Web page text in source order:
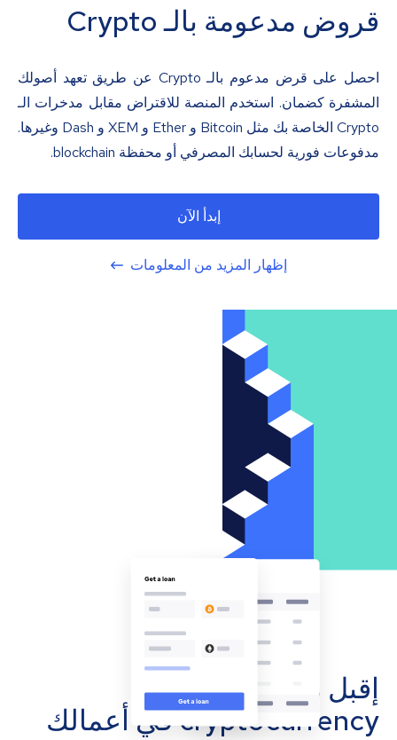
قروض مدعومة بالـ Crypto
احصل على قرض مدعوم بالـ Crypto عن طريق تعهد أصولك
المشفرة كضمان. استخدم المنصة للاقتراض مقابل مدخرات الـ
Crypto الخاصة بك مثل Bitcoin و Ether و XEM و Dash وغيرها.
مدفوعات فورية لحسابك المصرفي أو محفظة blockchain.
إبدأ الآن
إظهار المزيد من المعلومات
إقبل مدفوعات
cryptocurrency في أعمالك